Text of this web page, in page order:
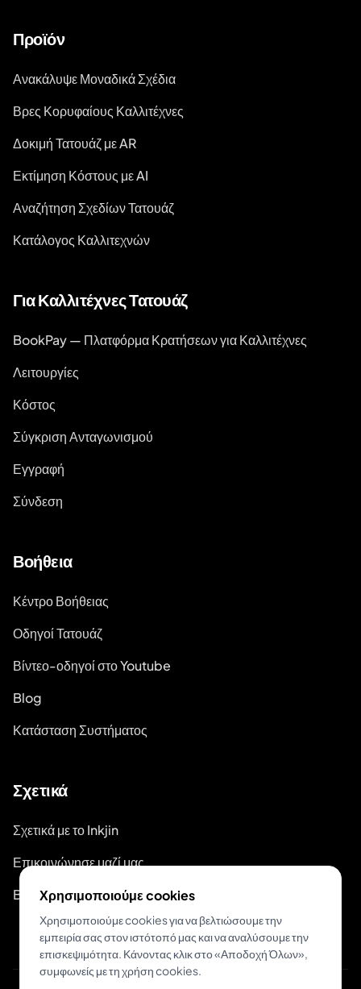
Προϊόν
Ανακάλυψε Μοναδικά Σχέδια
Βρες Κορυφαίους Καλλιτέχνες
Δοκιμή Τατουάζ με AR
Εκτίμηση Κόστους με AI
Αναζήτηση Σχεδίων Τατουάζ
Κατάλογος Καλλιτεχνών
Για Καλλιτέχνες Τατουάζ
BookPay — Πλατφόρμα Κρατήσεων για Καλλιτέχνες
Λειτουργίες
Κόστος
Σύγκριση Ανταγωνισμού
Εγγραφή
Σύνδεση
Βοήθεια
Κέντρο Βοήθειας
Οδηγοί Τατουάζ
Βίντεο-οδηγοί στο Youtube
Blog
Κατάσταση Συστήματος
Σχετικά
Σχετικά με το Inkjin
Επικοινώνησε μαζί μας
Branding Kit
Χρησιμοποιούμε cookies
Χρησιμοποιούμε cookies για να βελτιώσουμε την
εμπειρία σας στον ιστότοπό μας και να αναλύσουμε την
επισκεψιμότητα. Κάνοντας κλικ στο «Αποδοχή Όλων»,
συμφωνείς με τη χρήση cookies.